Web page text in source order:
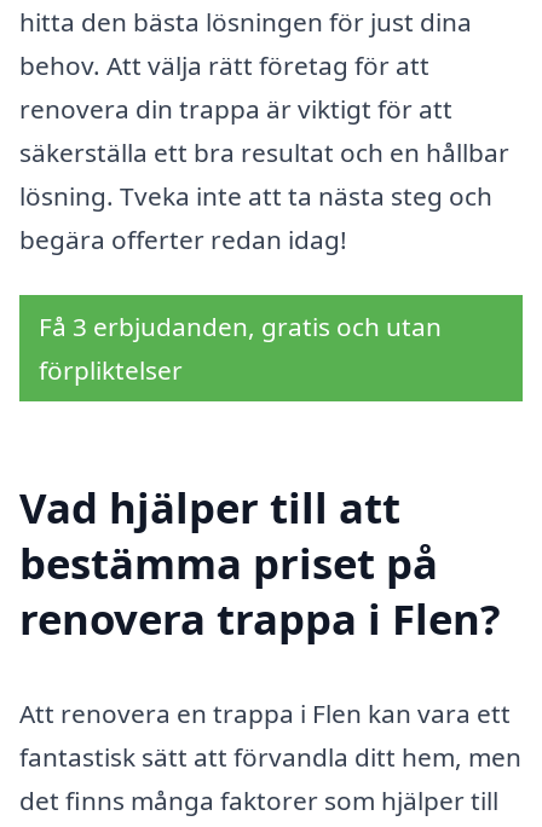
hitta den bästa lösningen för just dina
behov. Att välja rätt företag för att
renovera din trappa är viktigt för att
säkerställa ett bra resultat och en hållbar
lösning. Tveka inte att ta nästa steg och
begära offerter redan idag!
Få 3 erbjudanden, gratis och utan
förpliktelser
Vad hjälper till att
bestämma priset på
renovera trappa i Flen?
Att renovera en trappa i Flen kan vara ett
fantastisk sätt att förvandla ditt hem, men
det finns många faktorer som hjälper till